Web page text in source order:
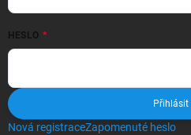
HESLO
Přihlásit
Nová registraceZapomenuté heslo